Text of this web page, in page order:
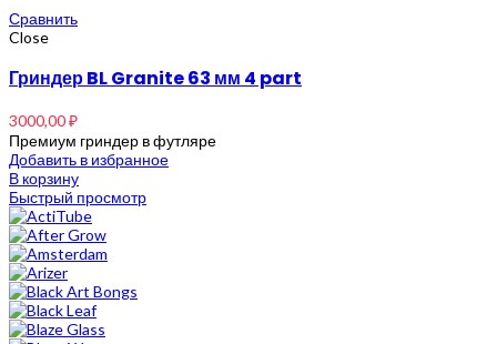
Сравнить
Close
Гриндер BL Granite 63 мм 4 part
3000,00₽
Премиум гриндер в футляре
Добавить в избранное
В корзину
Быстрый просмотр